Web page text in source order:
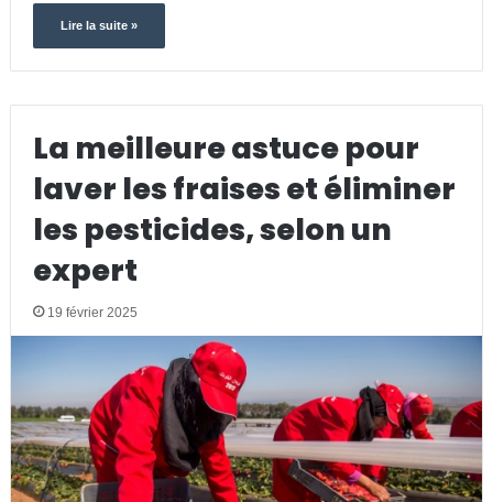
Lire la suite »
La meilleure astuce pour
laver les fraises et éliminer
les pesticides, selon un
expert
19 février 2025